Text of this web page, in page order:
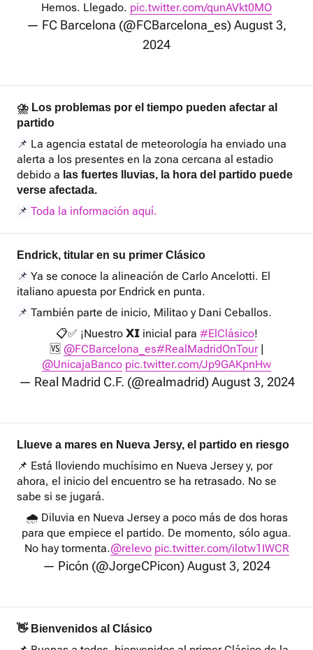
Hemos. Llegado. pic.twitter.com/qunAVkt0MO
— FC Barcelona (@FCBarcelona_es) August 3,
2024
⛈️ Los problemas por el tiempo pueden afectar al
partido
📌 La agencia estatal de meteorología ha enviado una
alerta a los presentes en la zona cercana al estadio
debido a las fuertes lluvias, la hora del partido puede
verse afectada.
📌 Toda la información aquí.
Endrick, titular en su primer Clásico
📌 Ya se conoce la alineación de Carlo Ancelotti. El
italiano apuesta por Endrick en punta.
📌 También parte de inicio, Militao y Dani Ceballos.
📋✅ ¡Nuestro 𝗫𝗜 inicial para #ElClásico!
🆚 @FCBarcelona_es#RealMadridOnTour|
@UnicajaBanco pic.twitter.com/Jp9GAKpnHw
— Real Madrid C.F. (@realmadrid) August 3, 2024
Llueve a mares en Nueva Jersy, el partido en riesgo
📌 Está lloviendo muchísimo en Nueva Jersey y, por
ahora, el inicio del encuentro se ha retrasado. No se
sabe si se jugará.
🌧️ Diluvia en Nueva Jersey a poco más de dos horas
para que empiece el partido. De momento, sólo agua.
No hay tormenta.@relevo pic.twitter.com/ilotw1IWCR
— Picón (@JorgeCPicon) August 3, 2024
👋 Bienvenidos al Clásico